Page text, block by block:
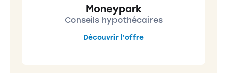
Moneypark
Conseils hypothécaires
Découvrir l'offre